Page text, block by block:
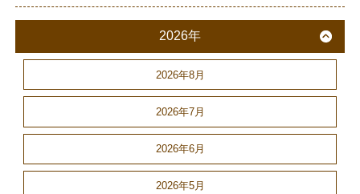
2026年
2026年8月
2026年7月
2026年6月
2026年5月